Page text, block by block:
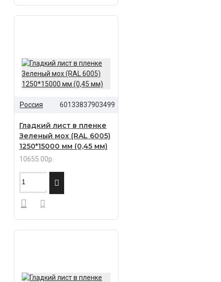
Россия 60133837903499
Гладкий лист в пленке
Зеленый мох (RAL 6005)
1250*15000 мм (0,45 мм)
10655.00р.